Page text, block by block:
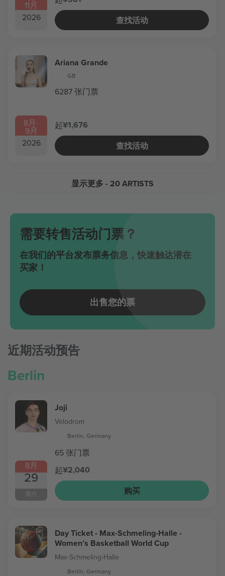
11月
2026
查找活动
8月-
9月
2026
Ariana Grande
GB
6287 张门票
起¥1,676
查找活动
显示更多 - 20 ARTISTS
需要转售活动门票？
在我们的平台发布票务信息，快速触达潜在
买家！
出售您的票
近期活动预告
Berlin
8月
29
周六
Joji
Velodrom
Berlin, Germany
65 张门票
起¥2,040
购买
Day Ticket - Max-Schmeling-Halle -
Women’s Basketball World Cup
Max-Schmeling-Halle
Berlin, Germany